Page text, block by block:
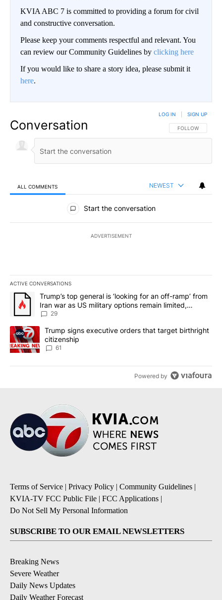
KVIA ABC 7 is committed to providing a forum for civil
and constructive conversation.
Please keep your comments respectful and relevant. You
can review our Community Guidelines by clicking here
If you would like to share a story idea, please submit it
here.
Conversation FOLLOW THIS
FOLLOW
LOG IN SIGN UP
ALL COMMENTS NEWEST
All Comments
Start the conversation
ADVERTISEMENT
ACTIVE CONVERSATIONS
The following is a list of the most commented articles in the last
A trending article titled "Trump’s top general is ‘looking for an
Trump’s top general is ‘looking for an off-ramp’ from
Iran war as US military options remain limited,
sources say
29
A trending article titled "Trump signs executive orders that
Trump signs executive orders that target birthright
citizenship
61
Powered by
Terms of Service | Privacy Policy | Community Guidelines |
KVIA-TV FCC Public File | FCC Applications |
Do Not Sell My Personal Information
SUBSCRIBE TO OUR EMAIL NEWSLETTERS
Breaking News
Severe Weather
Daily News Updates
Daily Weather Forecast